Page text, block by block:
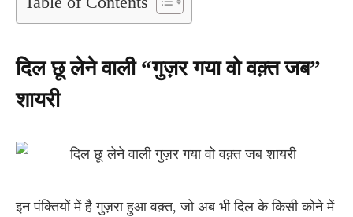
दिल छू लेने वाली “गुज़र गया वो वक़्त जब”
शायरी
इन पंक्तियों में है गुज़रा हुआ वक़्त, जो अब भी दिल के किसी कोने में